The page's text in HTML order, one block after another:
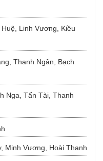
Linh Vương, Kiều
Thanh Ngân, Bạch
Nga, Tấn Tài, Thanh
Minh Vương, Hoài Thanh